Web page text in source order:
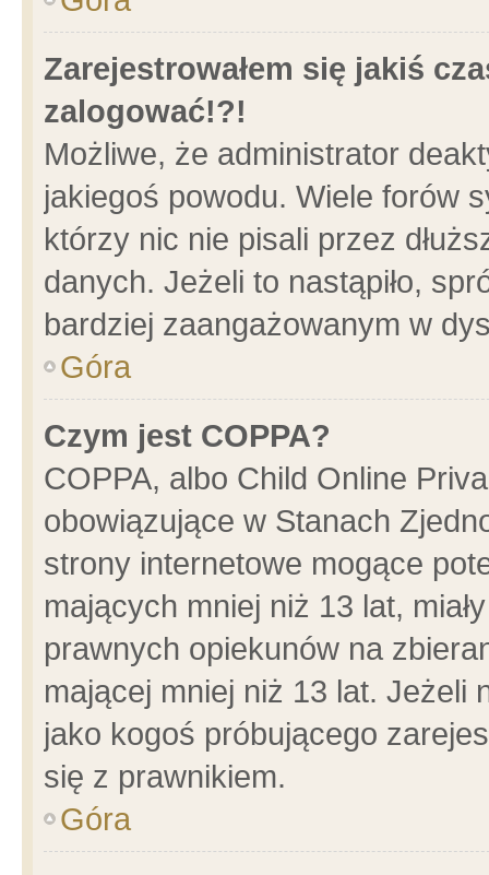
Zarejestrowałem się jakiś
zalogować!?!
Możliwe, że administrator
jakiegoś powodu. Wiele forów
którzy nic nie pisali przez
danych. Jeżeli to nastąpiło,
bardziej zaangażowanym w
Góra
Czym jest COPPA?
COPPA, albo Child Online
obowiązujące w Stanach
strony internetowe mogące
mających mniej niż 13 lat,
prawnych opiekunów na
mającej mniej niż 13 lat. Jeżeli
jako kogoś próbującego
się z prawnikiem.
Góra